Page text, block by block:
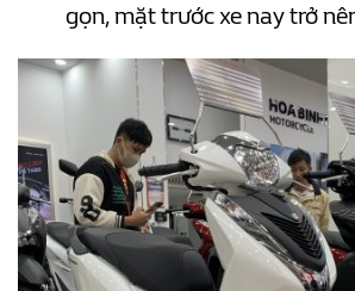
gọn, mặt trước xe nay trở